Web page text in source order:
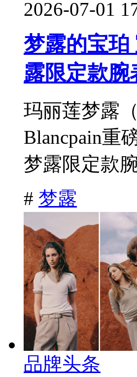
2026-07-01
梦露的宝
露限定款腕
玛丽莲梦露
Blancpain重
梦露限定款
# 梦露
品牌头条